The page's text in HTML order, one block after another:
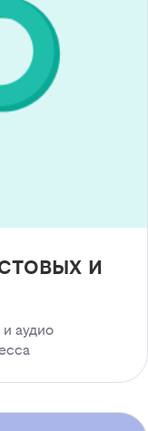
и
аудио